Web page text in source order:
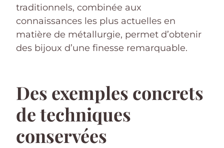
traditionnels, combinée aux
connaissances les plus actuelles en
matière de métallurgie, permet d’obtenir
des bijoux d’une finesse remarquable.
Des exemples concrets
de techniques
conservées